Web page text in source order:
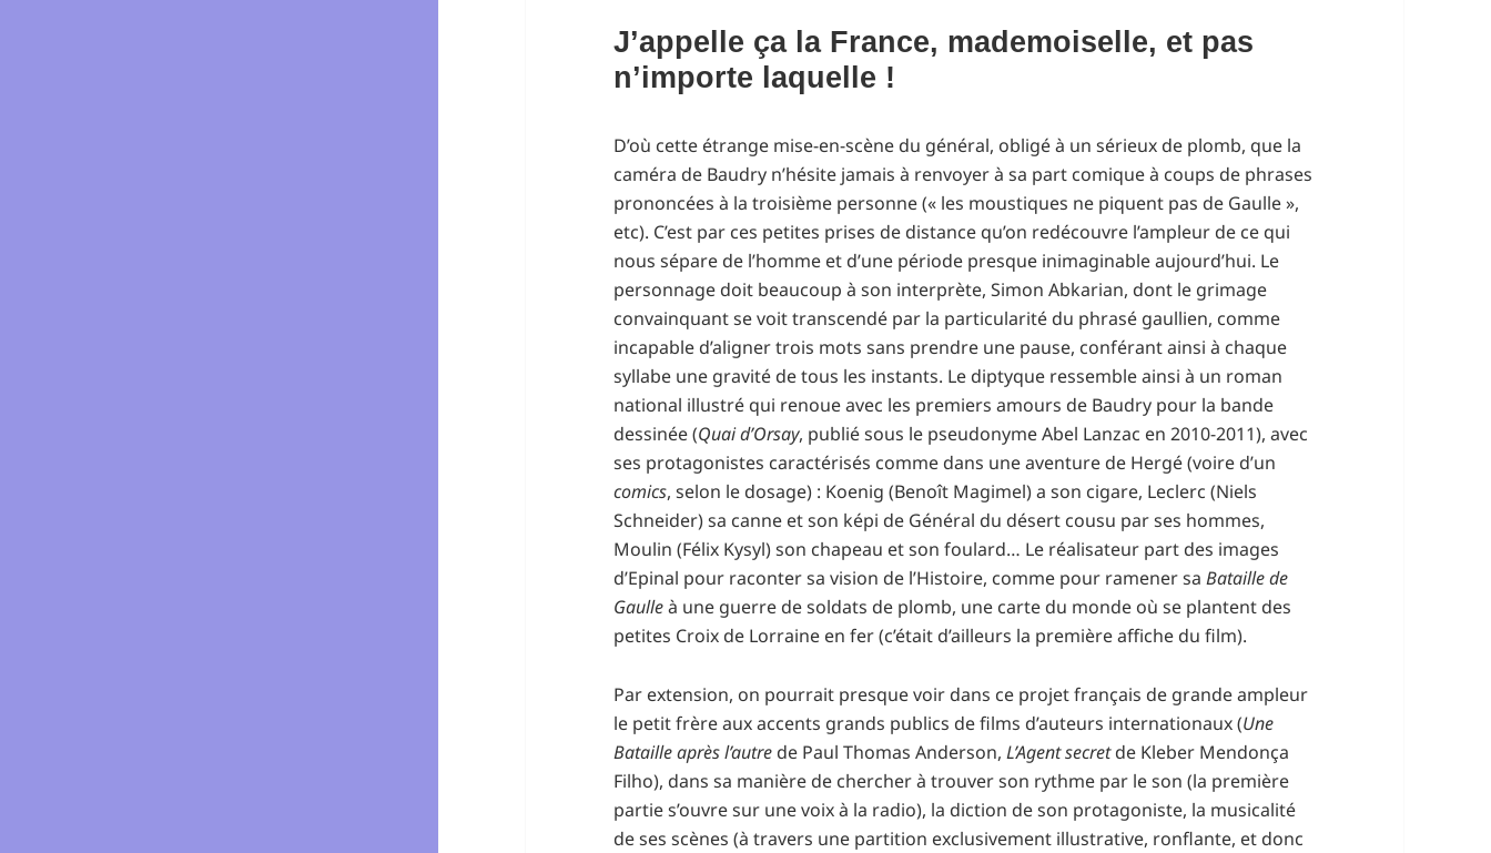
J’appelle ça la France, mademoiselle, et pas
n’importe laquelle !
D’où cette étrange mise-en-scène du général, obligé à un sérieux de plomb, que la
caméra de Baudry n’hésite jamais à renvoyer à sa part comique à coups de phrases
prononcées à la troisième personne (« les moustiques ne piquent pas de Gaulle »,
etc). C’est par ces petites prises de distance qu’on redécouvre l’ampleur de ce qui
nous sépare de l’homme et d’une période presque inimaginable aujourd’hui. Le
personnage doit beaucoup à son interprète, Simon Abkarian, dont le grimage
convainquant se voit transcendé par la particularité du phrasé gaullien, comme
incapable d’aligner trois mots sans prendre une pause, conférant ainsi à chaque
syllabe une gravité de tous les instants. Le diptyque ressemble ainsi à un roman
national illustré qui renoue avec les premiers amours de Baudry pour la bande
dessinée (Quai d’Orsay, publié sous le pseudonyme Abel Lanzac en 2010-2011), avec
ses protagonistes caractérisés comme dans une aventure de Hergé (voire d’un
comics, selon le dosage) : Koenig (Benoît Magimel) a son cigare, Leclerc (Niels
Schneider) sa canne et son képi de Général du désert cousu par ses hommes,
Moulin (Félix Kysyl) son chapeau et son foulard… Le réalisateur part des images
d’Epinal pour raconter sa vision de l’Histoire, comme pour ramener saBataille de
Gaulleà une guerre de soldats de plomb, une carte du monde où se plantent des
petites Croix de Lorraine en fer (c’était d’ailleurs la première affiche du film).
Par extension, on pourrait presque voir dans ce projet français de grande ampleur
le petit frère aux accents grands publics de films d’auteurs internationaux (Une
Bataille après l’autre de Paul Thomas Anderson,L’Agent secretde Kleber Mendonça
Filho), dans sa manière de chercher à trouver son rythme par le son (la première
partie s’ouvre sur une voix à la radio), la diction de son protagoniste, la musicalité
de ses scènes (à travers une partition exclusivement illustrative, ronflante, et donc